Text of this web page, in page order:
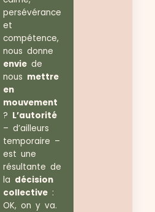
persévérance
et
compétence,
nous donne
enviede
nous mettre
en
mouvement
? L’autorité
– d’ailleurs
temporaire –
est une
résultante de
la décision
collective:
OK, on y va.